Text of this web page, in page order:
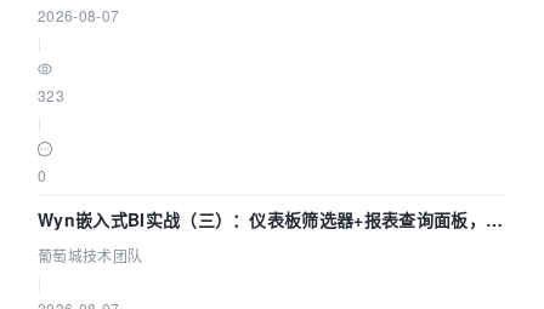
2026-08-07
323
0
Wyn嵌入式BI实战（三）：仪表板筛选器+报表查询面板，参
数联动全闭环
葡萄城技术团队